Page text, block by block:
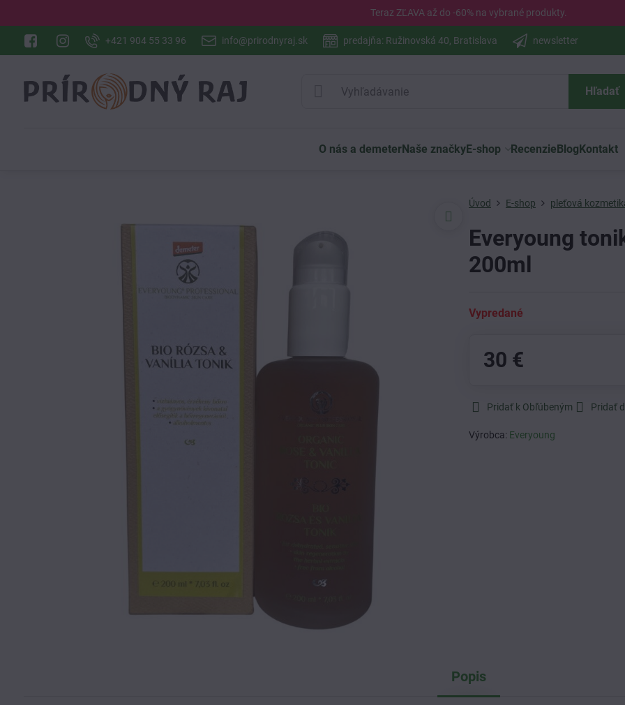
Teraz ZĽAVA až do -60% na vybrané produkty.
+421 904 55 33 96 info@prirodnyraj.sk predajňa: Ružinovská 40, Bratislava newsletter
Hľadať
O nás a demeterNaše značkyE-shop RecenzieBlogKontakt
Úvod E-shop pleťová
Everyoung
200ml
Vypredané
30 €
Pridať k Obľúbeným Pridať
Výrobca: Everyoung
Popis